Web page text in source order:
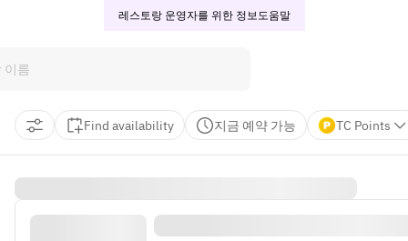
레스토랑 운영자를 위한 정보도움말
Find availability 지금 예약 가능 TC Points